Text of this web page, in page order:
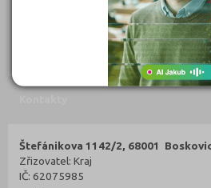
299 Kč
Objednat
Štefánikova 1142/2, 68001
Zřizovatel: Kraj
IČ: 62075985